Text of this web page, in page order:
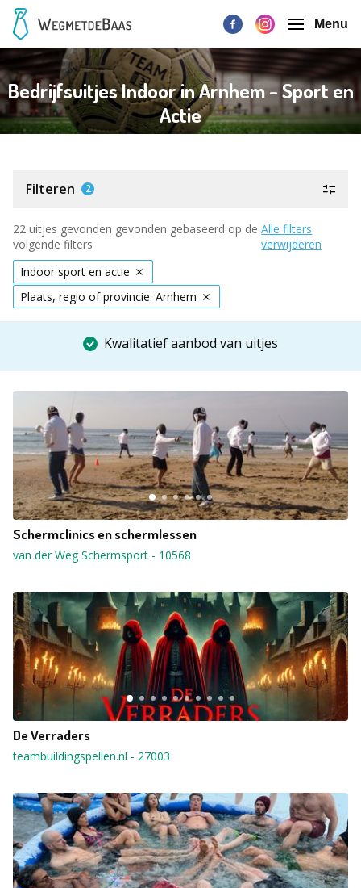
Menu
Bedrijfsuitjes Indoor in Arnhem - Sport en
Actie
Filteren 2
22 uitjes gevonden gevonden gebaseerd op de
volgende filters
Alle filters
verwijderen
Indoor sport en actie
Plaats, regio of provincie: Arnhem
Kwalitatief aanbod van uitjes
Schermclinics en schermlessen
van der Weg Schermsport - 10568
De Verraders
teambuildingspellen.nl - 27003